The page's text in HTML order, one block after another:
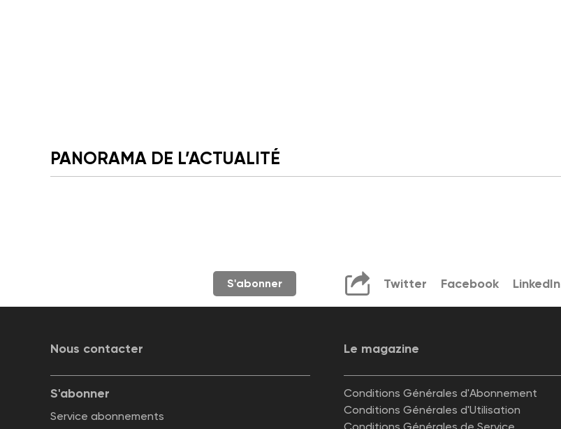
PANORAMA DE L’ACTUALITÉ
S'abonner Twitter Facebook LinkedIn
Nous contacter Le magazine
S'abonner
Service abonnements
Conditions Générales d'Abonnement
Conditions Générales d'Utilisation